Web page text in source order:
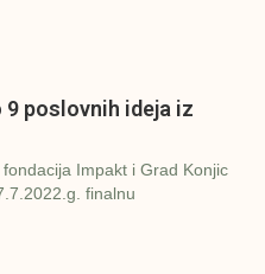
9 poslovnih ideja iz
Impakt i Grad Konjic
finalnu